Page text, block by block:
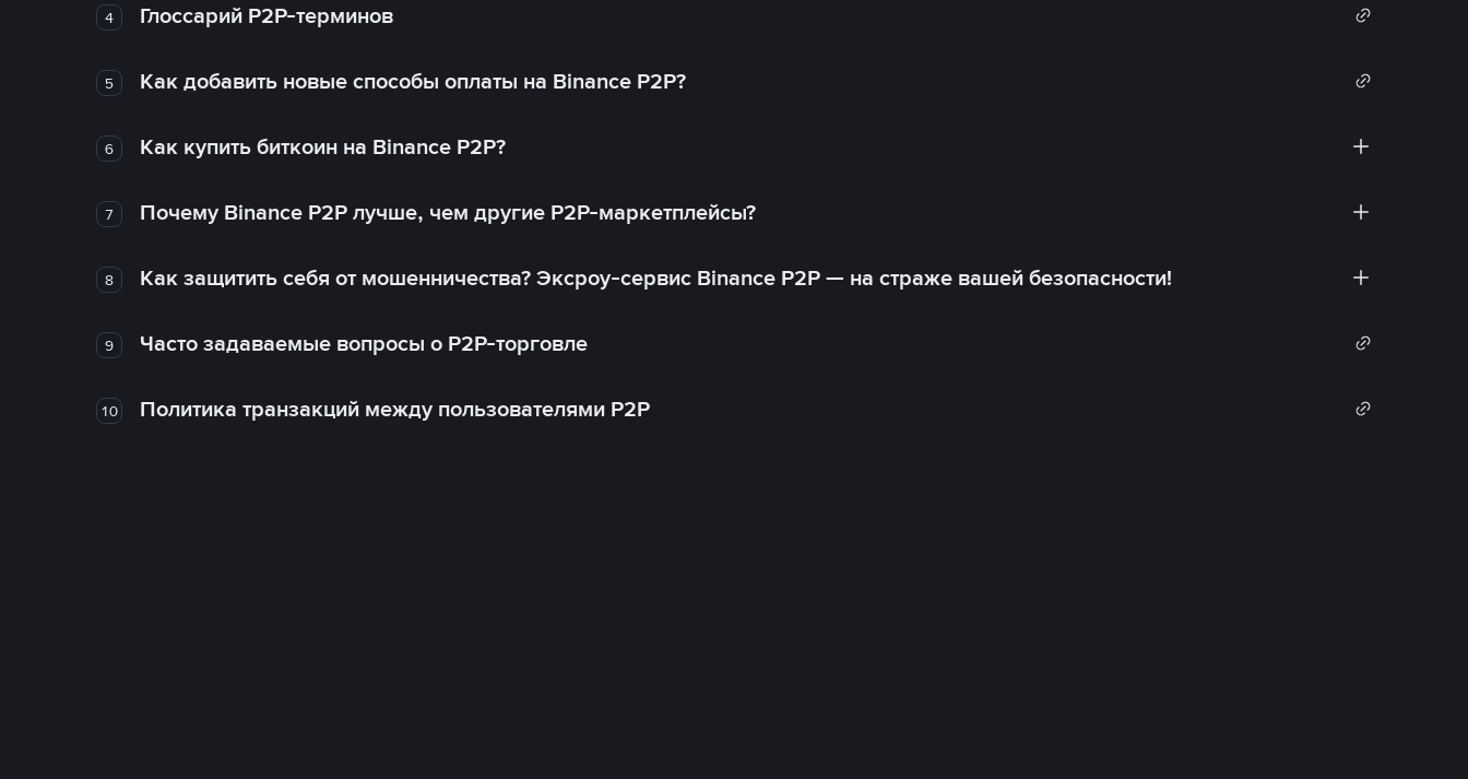
4 Глоссарий P2P-терминов
5 Как добавить новые способы оплаты на Binance P2P?
6 Как купить биткоин на Binance P2P?
7 Почему Binance P2P лучше, чем другие P2P-маркетплейсы?
8 Как защитить себя от мошенничества? Эксроу-сервис Binance P2P — на страже вашей безопасности!
9 Часто задаваемые вопросы о P2P-торговле
10 Политика транзакций между пользователями P2P